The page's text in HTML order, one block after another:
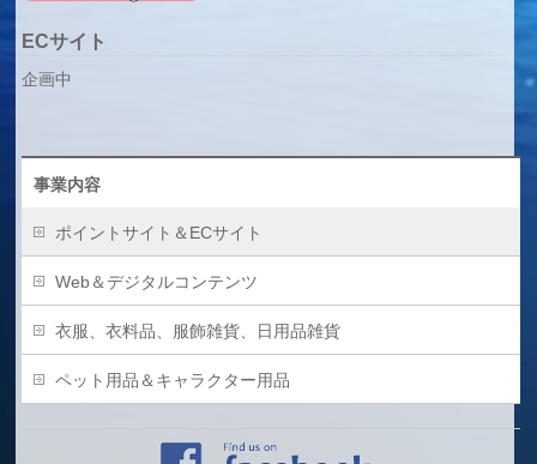
ECサイト
企画中
事業内容
ポイントサイト＆ECサイト
Web＆デジタルコンテンツ
衣服、衣料品、服飾雑貨、日用品雑貨
ペット用品＆キャラクター用品